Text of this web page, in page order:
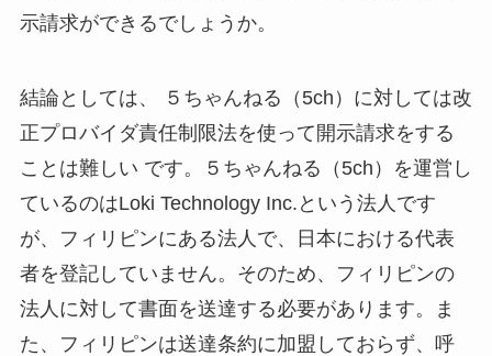
示請求ができるでしょうか。
結論としては、 ５ちゃんねる（5ch）に対しては改
正プロバイダ責任制限法を使って開示請求をする
ことは難しい です。５ちゃんねる（5ch）を運営し
ているのはLoki Technology Inc.という法人です
が、フィリピンにある法人で、日本における代表
者を登記していません。そのため、フィリピンの
法人に対して書面を送達する必要があります。ま
た、フィリピンは送達条約に加盟しておらず、呼